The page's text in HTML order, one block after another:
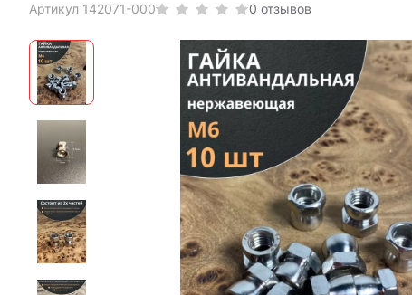
Артикул 142071-000 0 отзывов